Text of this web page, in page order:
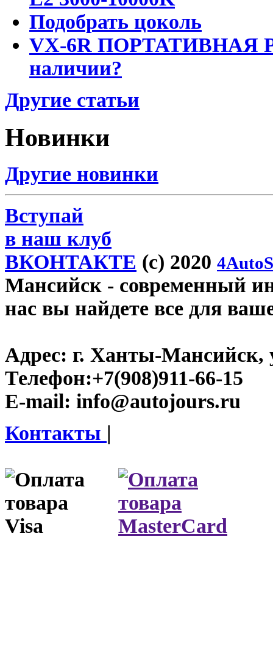
Подобрать цоколь
VX-6R ПОРТАТИВНАЯ
наличии?
Другие статьи
Новинки
Другие новинки
Вступай
в наш клуб
ВКОНТАКТЕ (c) 2020
Мансийск - современный
нас вы найдете все для
Адрес: г. Ханты-Мансийск,
Телефон:+7(908)911-66-15
E-mail: info@autojours.ru
Контакты |